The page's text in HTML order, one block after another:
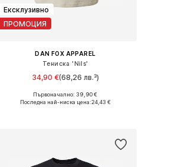
Ексклузивно
ПРОМОЦИЯ
DAN FOX APPAREL
Тениска 'Nils'
34,90 €(68,26 лв.³)
Налични размери: S, M, L, XL, XXL
Първоначално: 39,90 €
Последна най-ниска цена:24,43 €